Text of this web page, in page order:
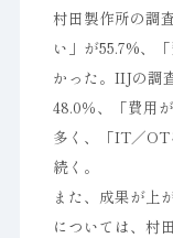
村田製作所の調
い」が55.7%、
かった。IIJの調
48.0％、「費用
多く、「IT／OT
続く。
また、成果が上
については、村